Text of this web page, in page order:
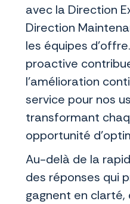
avec la Direction
Direction
les équipes
proactive
l'amélioration
service pour nos
transformant
opportunité
Au-delà de la
des réponses qui
gagnent en clarté,